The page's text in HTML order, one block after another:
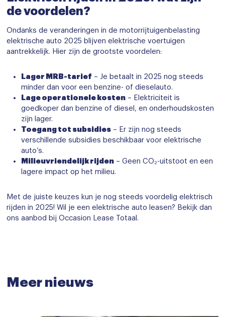
de voordelen?
Ondanks de veranderingen in de motorrijtuigenbelasting
elektrische auto 2025 blijven elektrische voertuigen
aantrekkelijk. Hier zijn de grootste voordelen:
Lager MRB-tarief – Je betaalt in 2025 nog steeds
minder dan voor een benzine- of dieselauto.
Lage operationele kosten – Elektriciteit is
goedkoper dan benzine of diesel, en onderhoudskosten
zijn lager.
Toegang tot subsidies – Er zijn nog steeds
verschillende subsidies beschikbaar voor elektrische
auto’s.
Milieuvriendelijk rijden – Geen CO₂-uitstoot en een
lagere impact op het milieu.
Met de juiste keuzes kun je nog steeds voordelig elektrisch
rijden in 2025! Wil je een elektrische auto leasen? Bekijk dan
ons aanbod bij Occasion Lease Totaal.
Meer nieuws